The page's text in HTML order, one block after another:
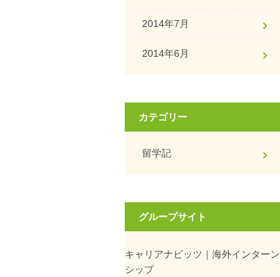
2014年7月
2014年6月
カテゴリー
留学記
グループサイト
キャリアナビッツ｜海外インターン
シップ